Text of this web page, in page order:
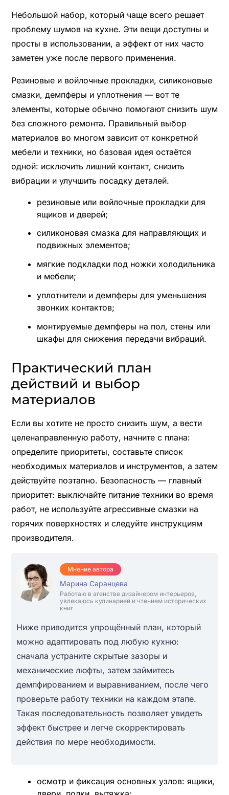
Небольшой набор, который чаще всего решает
проблему шумов на кухне. Эти вещи доступны и
просты в использовании, а эффект от них часто
заметен уже после первого применения.
Резиновые и войлочные прокладки, силиконовые
смазки, демпферы и уплотнения — вот те
элементы, которые обычно помогают снизить шум
без сложного ремонта. Правильный выбор
материалов во многом зависит от конкретной
мебели и техники, но базовая идея остаётся
одной: исключить лишний контакт, снизить
вибрации и улучшить посадку деталей.
резиновые или войлочные прокладки для
ящиков и дверей;
силиконовая смазка для направляющих и
подвижных элементов;
мягкие подкладки под ножки холодильника
и мебели;
уплотнители и демпферы для уменьшения
звонких контактов;
монтируемые демпферы на пол, стены или
шкафы для снижения передачи вибраций.
Практический план
действий и выбор
материалов
Если вы хотите не просто снизить шум, а вести
целенаправленную работу, начните с плана:
определите приоритеты, составьте список
необходимых материалов и инструментов, а затем
действуйте поэтапно. Безопасность — главный
приоритет: выключайте питание техники во время
работ, не используйте агрессивные смазки на
горячих поверхностях и следуйте инструкциям
производителя.
Мнение автора
Марина Саранцева
Работаю в агенстве дизайнером интерьеров,
увлекаюсь кулинарией и чтением исторических
книг
Ниже приводится упрощённый план, который
можно адаптировать под любую кухню:
сначала устраните скрытые зазоры и
механические люфты, затем займитесь
демпфированием и выравниванием, после чего
проверьте работу техники на каждом этапе.
Такая последовательность позволяет увидеть
эффект быстрее и легче скорректировать
действия по мере необходимости.
осмотр и фиксация основных узлов: ящики,